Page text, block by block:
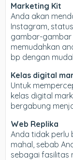
Marketing Kit
Anda akan
Instagram,
gambar-gambar
memudahkan
bp dengan
Kelas digital
Untuk
kelas digital
bergabung
Web Replika
Anda tidak perlu
mahal, sebab
sebagai fasilitas